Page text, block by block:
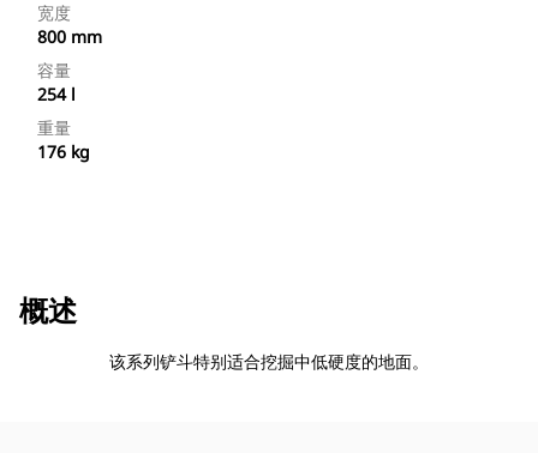
宽度
800 mm
容量
254 l
重量
176 kg
概述
该系列铲斗特别适合挖掘中低硬度的地面。